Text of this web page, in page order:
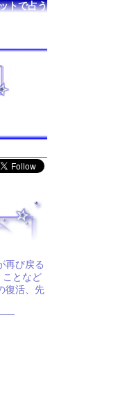
トで占う
再び戻る
ことなど
復活、先